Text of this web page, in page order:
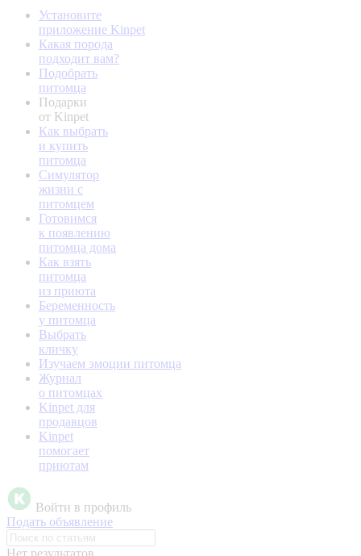
Установите
приложение Kinpet
Какая порода
подходит вам?
Подобрать
питомца
Подарки
от Kinpet
Как выбрать
и купить
питомца
Симулятор
жизни с
питомцем
Готовимся
к появлению
питомца дома
Как взять
питомца
из приюта
Беременность
у питомца
Выбрать
кличку
Изучаем эмоции питомца
Журнал
о питомцах
Kinpet для
продавцов
Kinpet
помогает
приютам
Войти в профиль
Подать объявление
Нет результатов